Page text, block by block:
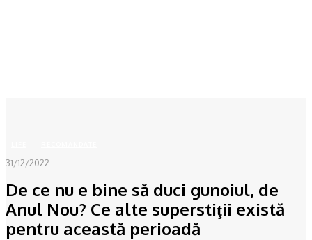
31/12/2022
De ce nu e bine să duci gunoiul, de
Anul Nou? Ce alte superstiţii există
pentru această perioadă